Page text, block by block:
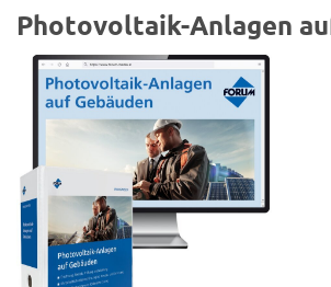
Photovoltaik-Anlagen